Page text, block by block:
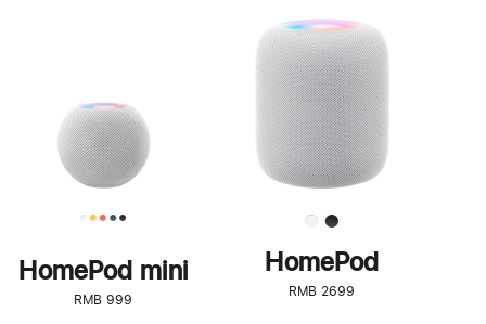
HomePod mini
RMB 999
步
了
解
HomePod<
HomePod
RMB 2699